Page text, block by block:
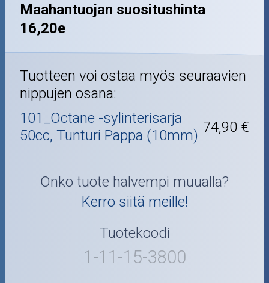
Maahantuojan suositushinta
16,20e
Tuotteen voi ostaa myös seuraavien
nippujen osana:
101_Octane -sylinterisarja
50cc, Tunturi Pappa (10mm) 74,90 €
Onko tuote halvempi muualla?
Kerro siitä meille!
Tuotekoodi
1-11-15-3800